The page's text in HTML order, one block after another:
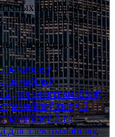
інавацый, каб
прынесці лепшае
абаронены.
,
,
для электрамабіляў,
тыпу 2,
2-га
для электрамабіляў,